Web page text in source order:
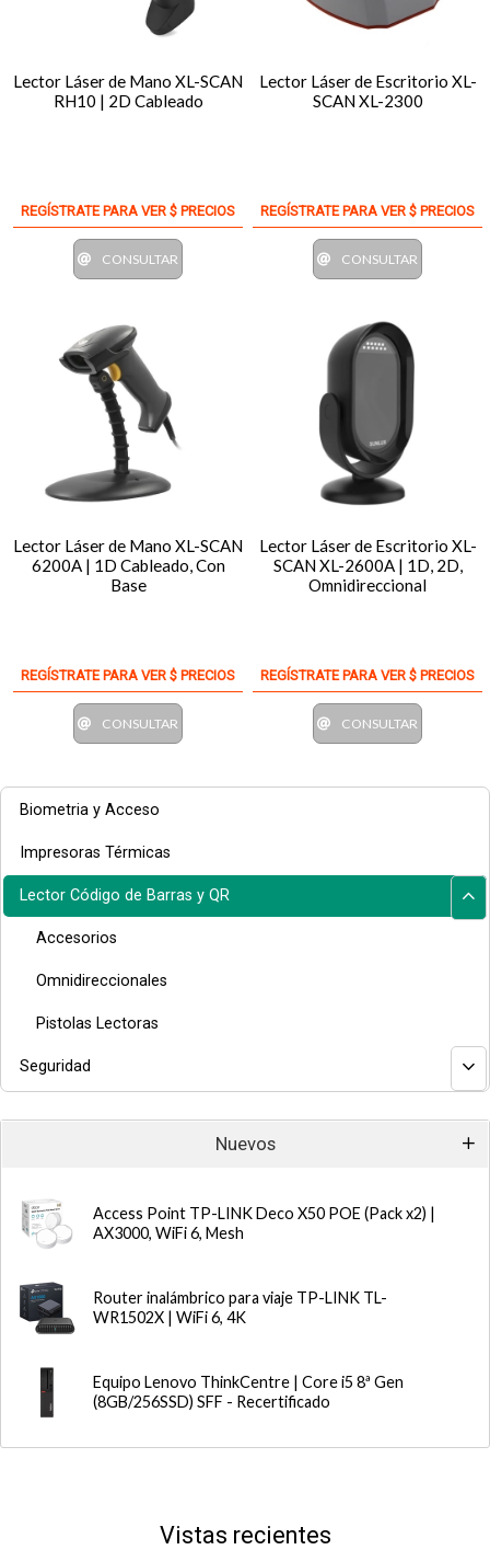
Biometria y Acceso
Impresoras Térmicas
Lector Código de Barras y QR
Accesorios
Omnidireccionales
Pistolas Lectoras
Seguridad
Nuevos
Access Point TP-LINK Deco X50 POE (Pack x2) |
AX3000, WiFi 6, Mesh
Router inalámbrico para viaje TP-LINK TL-
WR1502X | WiFi 6, 4K
Equipo Lenovo ThinkCentre | Core i5 8ª Gen
(8GB/256SSD) SFF - Recertificado
Lector Láser de Mano XL-SCAN
RH10 | 2D Cableado
REGÍSTRATE PARA VER $ PRECIOS
CONSULTAR
Lector Láser de Escritorio XL-
SCAN XL-2300
REGÍSTRATE PARA VER $ PRECIOS
CONSULTAR
Lector Láser de Mano XL-SCAN
6200A | 1D Cableado, Con
Base
REGÍSTRATE PARA VER $ PRECIOS
CONSULTAR
Lector Láser de Escritorio XL-
SCAN XL-2600A | 1D, 2D,
Omnidireccional
REGÍSTRATE PARA VER $ PRECIOS
CONSULTAR
Vistas recientes